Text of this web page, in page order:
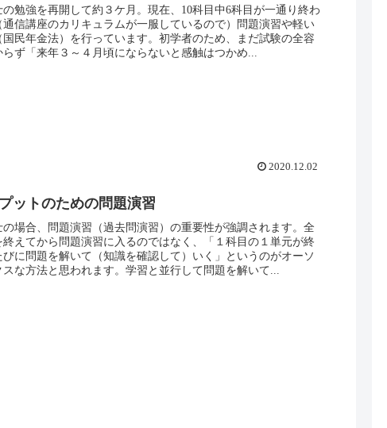
の勉強を再開して約３ケ月。現在、10科目中6科目が一通り終わ
通信講座のカリキュラムが一服しているので）問題演習や軽い
国民年金法）を行っています。初学者のため、まだ試験の全容
らず「来年３～４月頃にならないと感触はつかめ...
2020.12.02
ットのための問題演習
の場合、問題演習（過去問演習）の重要性が強調されます。全
終えてから問題演習に入るのではなく、「１科目の１単元が終
びに問題を解いて（知識を確認して）いく」というのがオーソ
スな方法と思われます。学習と並行して問題を解いて...